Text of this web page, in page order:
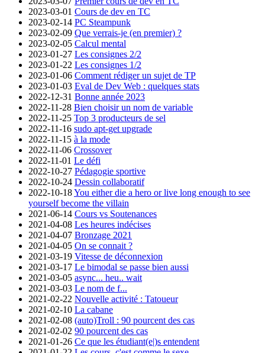
2023-03-01 Cours de dev en TC
2023-02-14 PC Steampunk
2023-02-09 Que verrais-je (en premier) ?
2023-02-05 Calcul mental
2023-01-27 Les consignes 2/2
2023-01-22 Les consignes 1/2
2023-01-06 Comment rédiger un sujet de TP
2023-01-03 Eval de Dev Web : quelques stats
2022-12-31 Bonne année 2023
2022-11-28 Bien choisir un nom de variable
2022-11-25 Top 3 producteurs de sel
2022-11-16 sudo apt-get upgrade
2022-11-15 à la mode
2022-11-06 Crossover
2022-11-01 Le défi
2022-10-27 Pédagogie sportive
2022-10-24 Dessin collaboratif
2022-10-18You either die a hero or live long enough to see
yourself become the villain
2021-06-14 Cours vs Soutenances
2021-04-08 Les heures indécises
2021-04-07 Bronzage 2021
2021-04-05 On se connait ?
2021-03-19 Vitesse de déconnexion
2021-03-17 Le bimodal se passe bien aussi
2021-03-05 async... heu.. wait
2021-03-03 Le nom de f...
2021-02-22 Nouvelle activité : Tatoueur
2021-02-10 La cabane
2021-02-08 (auto)Troll : 90 pourcent des cas
2021-02-02 90 pourcent des cas
2021-01-26 Ce que les étudiant(e|)s entendent